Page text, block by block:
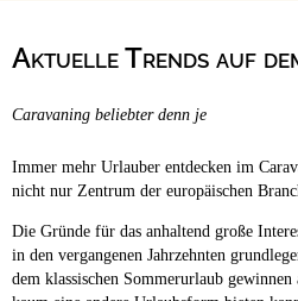
Aktuelle Trends auf
Caravaning beliebter denn je
Immer mehr Urlauber entdecken im
nicht nur Zentrum der europäischen
Die Gründe für das anhaltend große
in den vergangenen Jahrzehnten
dem klassischen Sommerurlaub